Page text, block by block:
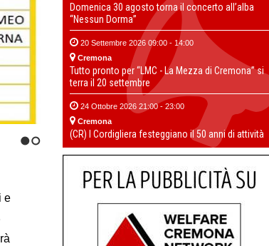
e
Domenica 30 agosto torna il concerto all’alba
“Nessun Dorma”
20 Settembre 2026 09:00 - 14:00
Cremona
Tutto pronto per “LMC - La Mezza di Cremona” si
terra il 20 settembre
24 Ottobre 2026 21:00 - 23:00
Cremona
(CR) I Cordigliera festeggiano il 50 anni di attività